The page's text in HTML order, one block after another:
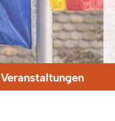
Veranstaltungen